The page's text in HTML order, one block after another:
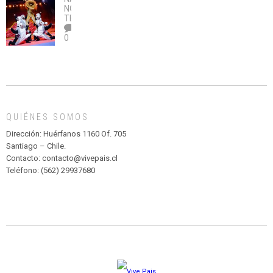
no
legalice
el
abuso”
OBRA
DE
TEATRO
Y
MADAGASCAR
PARQUE
HURATDO
NOTICIAS
TEATRO
0
QUIÉNES SOMOS
Dirección: Huérfanos 1160 Of. 705
Santiago – Chile.
Contacto: contacto@vivepais.cl
Teléfono: (562) 29937680